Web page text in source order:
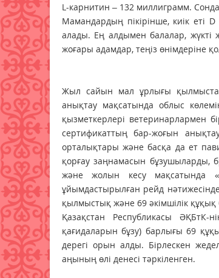
L-карнитин – 132 миллиграмм.
Мамандардың пікірінше, киік еті
алады. Ең алдымен балалар, жүкті
жоғары адамдар, теңіз өнімдеріне
Жыл сайын мал ұрлығы
анықтау мақсатында облыс
қызметкерлері ветеринарлармен
сертификаттың бар-жоғын
орталықтары және басқа да ет
қорғау заңнамасын бұзушыларды,
және жолын кесу мақсатында
ұйымдастырылған рейд
қылмыстық және 69 әкімшілік
Қазақстан Республикасы
қағидаларын бұзу) барлығы 69
дерегі орын алды. Бірлескен
аңының өлі денесі тәркіленген.